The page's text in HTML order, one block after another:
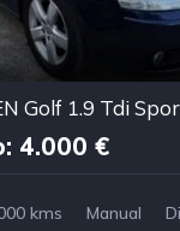
Golf 1.9 Tdi
4.000 €
kms Manual